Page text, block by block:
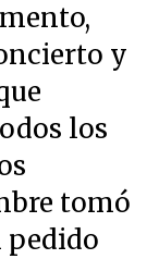
y
los
tomó
pedido